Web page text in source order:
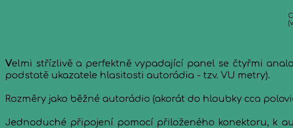
Velmi střízlivě a perfektně vypadající panel se čtyřmi
podstatě ukazatele hlasitosti autorádia - tzv. VU metry).
Rozměry jako běžné autorádio (akorát do hloubky cca
Jednoduché připojení pomocí přiloženého konektoru, k